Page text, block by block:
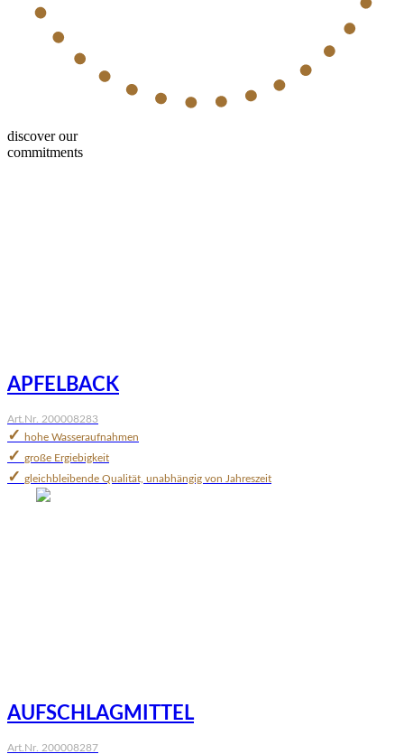
discover our
commitments
APFELBACK
Art.Nr. 200008283
✓ hohe Wasseraufnahmen
✓ große Ergiebigkeit
✓ gleichbleibende Qualität, unabhängig von Jahreszeit
AUFSCHLAGMITTEL
Art.Nr. 200008287